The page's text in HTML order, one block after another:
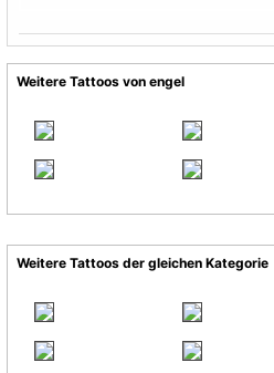
Weitere Tattoos von engel
Weitere Tattoos der gleichen Kategorie